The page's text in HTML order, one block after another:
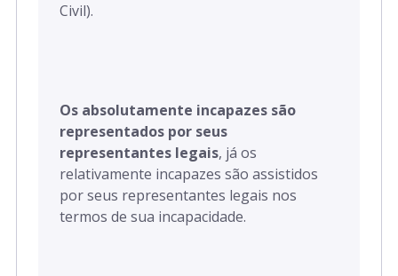
Civil).
Os absolutamente incapazes são
representados por seus
representantes legais, já os
relativamente incapazes são assistidos
por seus representantes legais nos
termos de sua incapacidade.